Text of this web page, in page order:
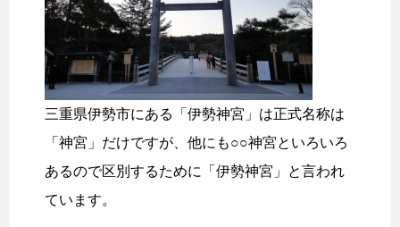
三重県伊勢市にある「伊勢神宮」は正式名称は
「神宮」だけですが、他にも○○神宮といろいろ
あるので区別するために「伊勢神宮」と言われ
ています。